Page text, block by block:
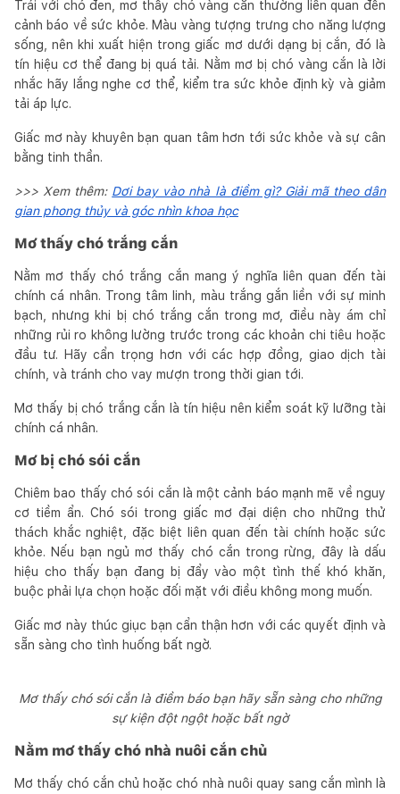
Trái với chó đen, mơ thấy chó vàng cắn thường liên quan đến
cảnh báo về sức khỏe. Màu vàng tượng trưng cho năng lượng
sống, nên khi xuất hiện trong giấc mơ dưới dạng bị cắn, đó là
tín hiệu cơ thể đang bị quá tải. Nằm mơ bị chó vàng cắn là lời
nhắc hãy lắng nghe cơ thể, kiểm tra sức khỏe định kỳ và giảm
tải áp lực.
Giấc mơ này khuyên bạn quan tâm hơn tới sức khỏe và sự cân
bằng tinh thần.
>>> Xem thêm: Dơi bay vào nhà là điềm gì? Giải mã theo dân
gian phong thủy và góc nhìn khoa học
Mơ thấy chó trắng cắn
Nằm mơ thấy chó trắng cắn mang ý nghĩa liên quan đến tài
chính cá nhân. Trong tâm linh, màu trắng gắn liền với sự minh
bạch, nhưng khi bị chó trắng cắn trong mơ, điều này ám chỉ
những rủi ro không lường trước trong các khoản chi tiêu hoặc
đầu tư. Hãy cẩn trọng hơn với các hợp đồng, giao dịch tài
chính, và tránh cho vay mượn trong thời gian tới.
Mơ thấy bị chó trắng cắn là tín hiệu nên kiểm soát kỹ lưỡng tài
chính cá nhân.
Mơ bị chó sói cắn
Chiêm bao thấy chó sói cắn là một cảnh báo mạnh mẽ về nguy
cơ tiềm ẩn. Chó sói trong giấc mơ đại diện cho những thử
thách khắc nghiệt, đặc biệt liên quan đến tài chính hoặc sức
khỏe. Nếu bạn ngủ mơ thấy chó cắn trong rừng, đây là dấu
hiệu cho thấy bạn đang bị đẩy vào một tình thế khó khăn,
buộc phải lựa chọn hoặc đối mặt với điều không mong muốn.
Giấc mơ này thúc giục bạn cẩn thận hơn với các quyết định và
sẵn sàng cho tình huống bất ngờ.
Mơ thấy chó sói cắn là điềm báo bạn hãy sẵn sàng cho những
sự kiện đột ngột hoặc bất ngờ
Nằm mơ thấy chó nhà nuôi cắn chủ
Mơ thấy chó cắn chủ hoặc chó nhà nuôi quay sang cắn mình là